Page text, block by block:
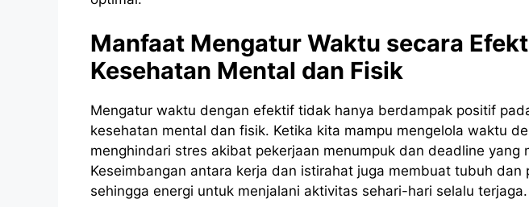
Manfaat Mengatur Waktu secara
Kesehatan Mental dan Fisik
Mengatur waktu dengan efektif tidak hanya berdampak positif
kesehatan mental dan fisik. Ketika kita mampu mengelola waktu
menghindari stres akibat pekerjaan menumpuk dan deadline yang
Keseimbangan antara kerja dan istirahat juga membuat tubuh dan
sehingga energi untuk menjalani aktivitas sehari-hari selalu terjaga.